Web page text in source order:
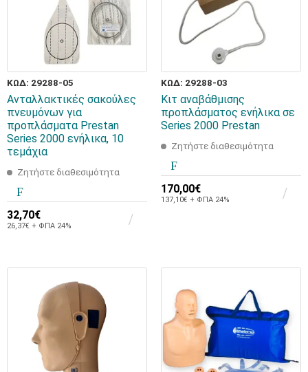
ΚΩΔ: 29288-05
Ανταλλακτικές σακούλες
πνευμόνων για
προπλάσματα Prestan
Series 2000 ενήλικα, 10
τεμάχια
Ζητήστε διαθεσιμότητα
32,70€
26,37€ + ΦΠΑ 24%
ΚΩΔ: 29288-03
Κιτ αναβάθμισης
προπλάσματος ενήλικα σε
Series 2000 Prestan
Ζητήστε διαθεσιμότητα
170,00€
137,10€ + ΦΠΑ 24%